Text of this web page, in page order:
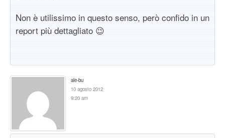
Non è utilissimo in questo senso, però confido in un
report più dettagliato 😉
ale-bu
10 agosto 2012
9:20 am